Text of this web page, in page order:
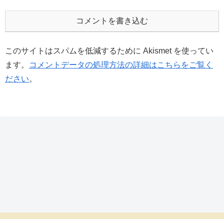
コメントを書き込む
このサイトはスパムを低減するために Akismet を使ってい
ます。
コメントデータの処理方法の詳細はこちらをご覧く
ださい。